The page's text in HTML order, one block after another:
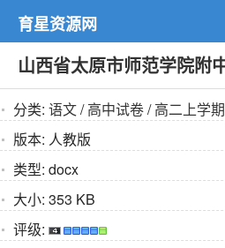
育星资源网
山西省太原市师范学院附
分类: 语文/高中试卷/高二上学
版本: 人教版
类型: docx
大小: 353 KB
评级: